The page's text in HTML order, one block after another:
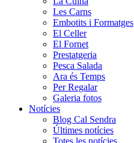
Les Carns
Embotits i Formatges
El Celler
El Fornet
Prestatgeria
Pesca Salada
Ara és Temps
Per Regalar
Galeria fotos
Notícies
Blog Cal Sendra
Últimes notícies